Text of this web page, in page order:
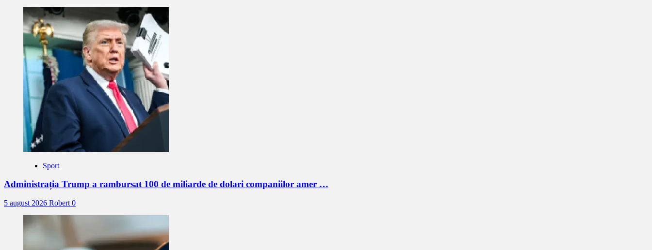
Sport
Administrația Trump a rambursat 100 de miliarde de dolari companiilor amer …
5 august 2026 Robert 0